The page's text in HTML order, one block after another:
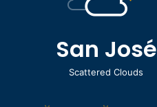
San José
Scattered Clouds